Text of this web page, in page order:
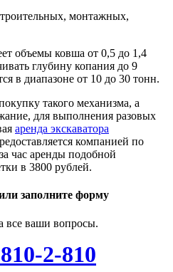
монтажных,
объемы ковша от 0,5 до 1,4
глубину копания до 9
в диапазоне от 10 до 30 тонн.
такого механизма, а
для выполнения разовых
аренда экскаватора
компанией по
час аренды подобной
в 3800 рублей.
заполните форму
все ваши вопросы.
2-810